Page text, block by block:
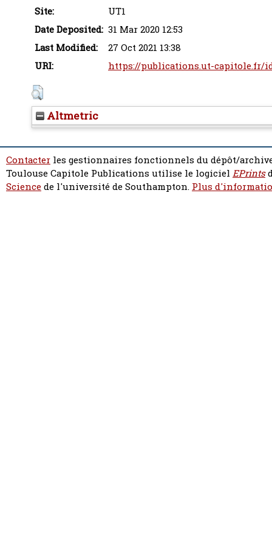
Site:
UT1
Date Deposited: 31 Mar 2020 12:53
Last Modified:
27 Oct 2021 13:38
URI:
https://publications.ut-capitole.fr/
Altmetric
Contacter les gestionnaires fonctionnels du dépôt/
Toulouse Capitole Publications utilise le logiciel EPrints
Sciencede l'université de Southampton. Plus